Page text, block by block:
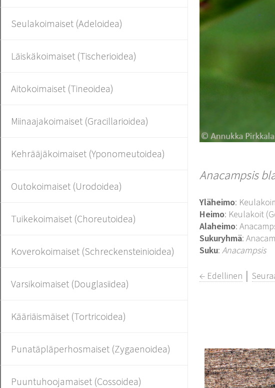
Seulakoimaiset (Adeloidea)
Läiskäkoimaiset (Tischerioidea)
Aitokoimaiset (Tineoidea)
Miinaajakoimaiset (Gracillarioidea)
Kehrääjäkoimaiset (Yponomeutoidea)
Outokoimaiset (Urodoidea)
Tuikekoimaiset (Choreutoidea)
Koverokoimaiset (Schreckensteinioidea)
Varsikoimaiset (Douglasiidea)
Kääriäismäiset (Tortricoidea)
Punatäpläperhosmaiset (Zygaenoidea)
Puuntuhoojamaiset (Cossoidea)
Anacampsis
Yläheimo:
Heimo: Keulakoit
Alaheimo:
Sukuryhmä:
Suku:Anacampsis
← Edellinen │